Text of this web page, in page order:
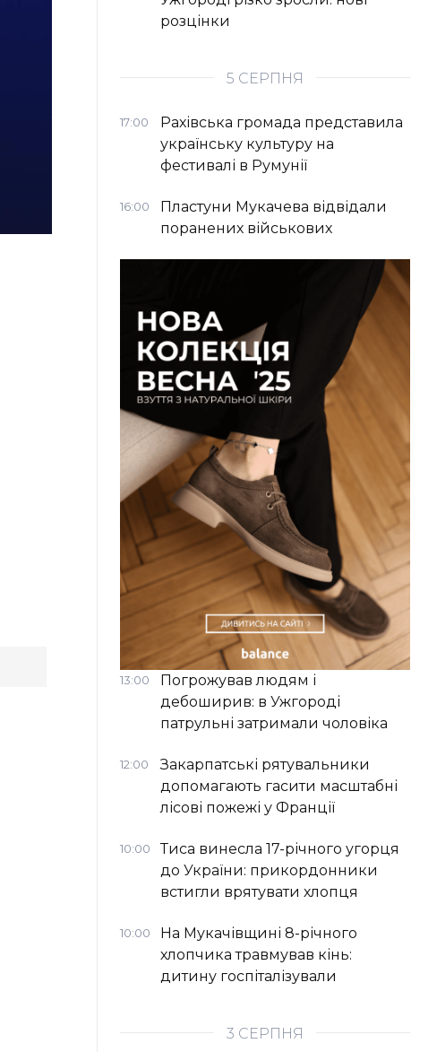
розцінки
5 СЕРПНЯ
17:00
Рахівська громада представила
українську культуру на
фестивалі в Румунії
16:00
Пластуни Мукачева відвідали
поранених військових
13:00
Погрожував людям і
дебоширив: в Ужгороді
патрульні затримали чоловіка
12:00
Закарпатські рятувальники
допомагають гасити масштабні
лісові пожежі у Франції
10:00
Тиса винесла 17-річного угорця
до України: прикордонники
встигли врятувати хлопця
10:00
На Мукачівщині 8-річного
хлопчика травмував кінь:
дитину госпіталізували
3 СЕРПНЯ